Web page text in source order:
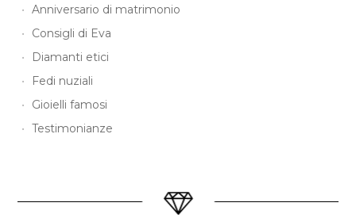
Anniversario di matrimonio
Consigli di Eva
Diamanti etici
Fedi nuziali
Gioielli famosi
Testimonianze